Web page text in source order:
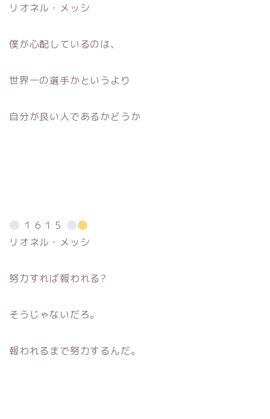
リオネル・メッシ
僕が心配しているのは、
世界一の選手かというより
自分が良い人であるかどうか
１６１５
リオネル・メッシ
努力すれば報われる?
そうじゃないだろ。
報われるまで努力するんだ。